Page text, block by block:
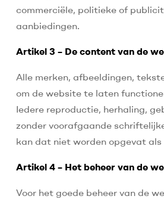
commerciële, politieke of
aanbiedingen.
Artikel 3 – De content van de
Alle merken, afbeeldingen,
om de website te laten
Iedere reproductie, herhaling,
zonder voorafgaande
kan dat niet worden opgevat
Artikel 4 – Het beheer van de
Voor het goede beheer van de